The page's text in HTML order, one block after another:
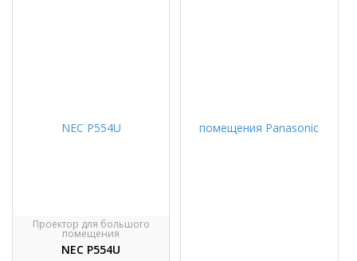
Проектор для большого
помещения
NEC P554U